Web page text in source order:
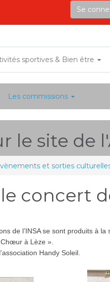
Se
sportives & Bien être
Les commissions
le site de
et sorties
concert
de l’INSA se sont produits à
à Lèze ».
Handy Soleil.